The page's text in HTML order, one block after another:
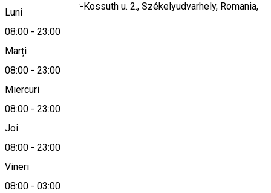
Luni
08:00 - 23:00
Marți
08:00 - 23:00
Miercuri
08:00 - 23:00
Joi
08:00 - 23:00
Vineri
08:00 - 03:00
Székelyudvarhely-Kossuth u. 2., Székelyudvarhely, Romania,
535600
Hartă